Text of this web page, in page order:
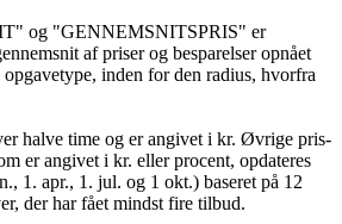
og "GENNEMSNITSPRIS" er
af priser og besparelser opnået
inden for den radius, hvorfra
halve time og er angivet i kr. Øvrige pris-
er angivet i kr. eller procent, opdateres
1. apr., 1. jul. og 1 okt.) baseret på 12
der har fået mindst fire tilbud.